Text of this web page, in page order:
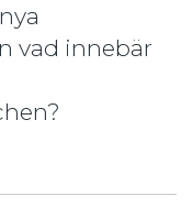
vad innebär